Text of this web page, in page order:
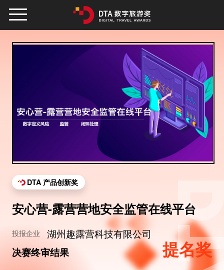
DTA 产品创新奖
安心营-露营营地安全监管在线平台
投报企业
湖州趣露营科技有限公司
决赛终审结果
提名奖